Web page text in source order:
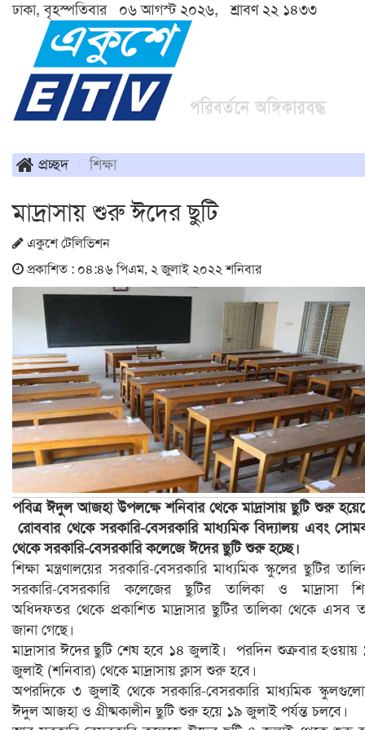
ঢাকা, বৃহস্পতিবার ০৬ আগস্ট ২০২৬, শ্রাবণ ২২ ১৪৩৩
প্রচ্ছদ শিক্ষা
মাদ্রাসায় শুরু ঈদের ছুটি
একুশে টেলিভিশন
প্রকাশিত : ০৪:৪৬ পিএম, ২ জুলাই ২০২২ শনিবার
পবিত্র ঈদুল আজহা উপলক্ষে শনিবার থেকে মাদ্রাসায় ছুটি শুরু
রোববার থেকে সরকারি-বেসরকারি মাধ্যমিক বিদ্যালয় এবং
থেকে সরকারি-বেসরকারি কলেজে ঈদের ছুটি শুরু হচ্ছে।
শিক্ষা মন্ত্রণালয়ের সরকারি-বেসরকারি মাধ্যমিক স্কুলের ছুটির
সরকারি-বেসরকারি কলেজের ছুটির তালিকা ও মাদ্রাসা
অধিদফতর থেকে প্রকাশিত মাদ্রাসার ছুটির তালিকা থেকে এসব
জানা গেছে।
মাদ্রাসার ঈদের ছুটি শেষ হবে ১৪ জুলাই। পরদিন শুক্রবার হওয়ায়
জুলাই (শনিবার) থেকে মাদ্রাসায় ক্লাস শুরু হবে।
অপরদিকে ৩ জুলাই থেকে সরকারি-বেসরকারি মাধ্যমিক
ঈদুল আজহা ও গ্রীষ্মকালীন ছুটি শুরু হয়ে ১৯ জুলাই পর্যন্ত চলবে।